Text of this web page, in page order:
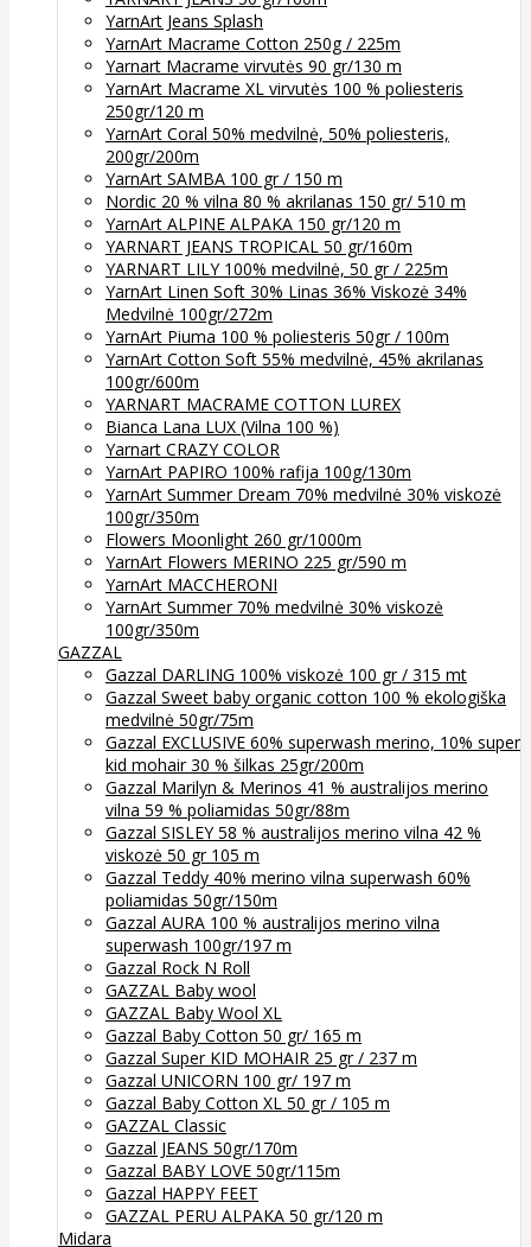
YarnArt Jeans Splash
YarnArt Macrame Cotton 250g / 225m
Yarnart Macrame virvutės 90 gr/130 m
YarnArt Macrame XL virvutės 100 % poliesteris
250gr/120 m
YarnArt Coral 50% medvilnė, 50% poliesteris,
200gr/200m
YarnArt SAMBA 100 gr / 150 m
Nordic 20 % vilna 80 % akrilanas 150 gr/ 510 m
YarnArt ALPINE ALPAKA 150 gr/120 m
YARNART JEANS TROPICAL 50 gr/160m
YARNART LILY 100% medvilnė, 50 gr / 225m
YarnArt Linen Soft 30% Linas 36% Viskozė 34%
Medvilnė 100gr/272m
YarnArt Piuma 100 % poliesteris 50gr / 100m
YarnArt Cotton Soft 55% medvilnė, 45% akrilanas
100gr/600m
YARNART MACRAME COTTON LUREX
Bianca Lana LUX (Vilna 100 %)
Yarnart CRAZY COLOR
YarnArt PAPIRO 100% rafija 100g/130m
YarnArt Summer Dream 70% medvilnė 30% viskozė
100gr/350m
Flowers Moonlight 260 gr/1000m
YarnArt Flowers MERINO 225 gr/590 m
YarnArt MACCHERONI
YarnArt Summer 70% medvilnė 30% viskozė
100gr/350m
GAZZAL
Gazzal DARLING 100% viskozė 100 gr / 315 mt
Gazzal Sweet baby organic cotton 100 % ekologiška
medvilnė 50gr/75m
Gazzal EXCLUSIVE 60% superwash merino, 10% super
kid mohair 30 % šilkas 25gr/200m
Gazzal Marilyn & Merinos 41 % australijos merino
vilna 59 % poliamidas 50gr/88m
Gazzal SISLEY 58 % australijos merino vilna 42 %
viskozė 50 gr 105 m
Gazzal Teddy 40% merino vilna superwash 60%
poliamidas 50gr/150m
Gazzal AURA 100 % australijos merino vilna
superwash 100gr/197 m
Gazzal Rock N Roll
GAZZAL Baby wool
GAZZAL Baby Wool XL
Gazzal Baby Cotton 50 gr/ 165 m
Gazzal Super KID MOHAIR 25 gr / 237 m
Gazzal UNICORN 100 gr/ 197 m
Gazzal Baby Cotton XL 50 gr / 105 m
GAZZAL Classic
Gazzal JEANS 50gr/170m
Gazzal BABY LOVE 50gr/115m
Gazzal HAPPY FEET
GAZZAL PERU ALPAKA 50 gr/120 m
Midara